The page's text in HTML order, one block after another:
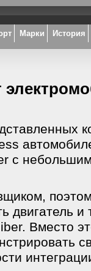
Марки История
с
двигатель
Вместо